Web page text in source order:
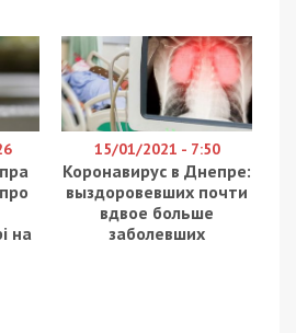
на
15/01/2021 - 7:50
Коронавирус в Днепре:
выздоровевших почти
вдвое больше
заболевших